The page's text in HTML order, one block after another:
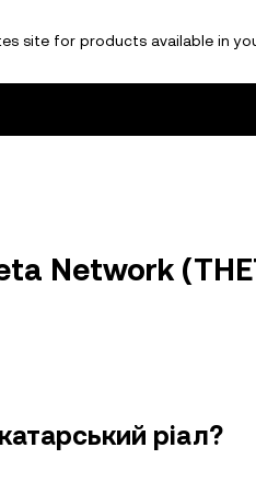
site for products available in
Network
ріал?